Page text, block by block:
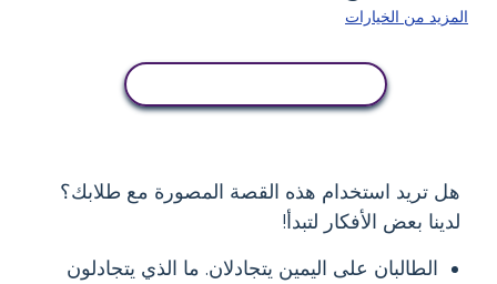
المزيد من الخيارات
هل تريد استخدام هذه القصة المصورة مع طلابك؟
لدينا بعض الأفكار لتبدأ!
الطالبان على اليمين يتجادلان. ما الذي يتجادلون